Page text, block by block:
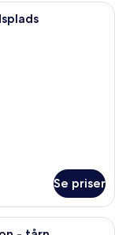
med sofa, et lille
Se priser
med en